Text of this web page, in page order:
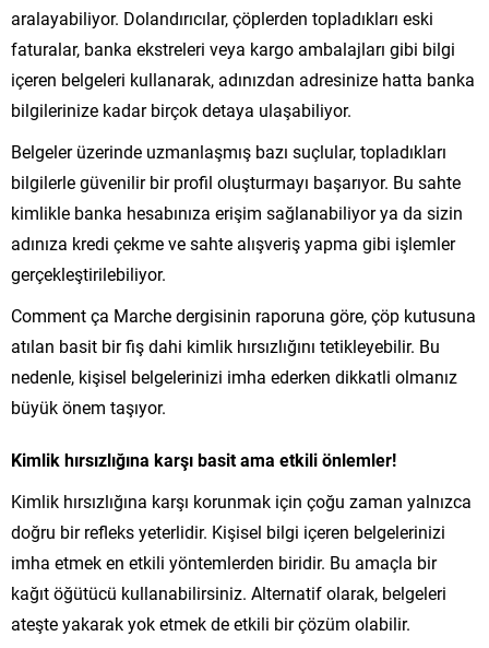
aralayabiliyor. Dolandırıcılar, çöplerden topladıkları eski
faturalar, banka ekstreleri veya kargo ambalajları gibi bilgi
içeren belgeleri kullanarak, adınızdan adresinize hatta banka
bilgilerinize kadar birçok detaya ulaşabiliyor.
Belgeler üzerinde uzmanlaşmış bazı suçlular, topladıkları
bilgilerle güvenilir bir profil oluşturmayı başarıyor. Bu sahte
kimlikle banka hesabınıza erişim sağlanabiliyor ya da sizin
adınıza kredi çekme ve sahte alışveriş yapma gibi işlemler
gerçekleştirilebiliyor.
Comment ça Marche dergisinin raporuna göre, çöp kutusuna
atılan basit bir fiş dahi kimlik hırsızlığını tetikleyebilir. Bu
nedenle, kişisel belgelerinizi imha ederken dikkatli olmanız
büyük önem taşıyor.
Kimlik hırsızlığına karşı basit ama etkili önlemler!
Kimlik hırsızlığına karşı korunmak için çoğu zaman yalnızca
doğru bir refleks yeterlidir. Kişisel bilgi içeren belgelerinizi
imha etmek en etkili yöntemlerden biridir. Bu amaçla bir
kağıt öğütücü kullanabilirsiniz. Alternatif olarak, belgeleri
ateşte yakarak yok etmek de etkili bir çözüm olabilir.